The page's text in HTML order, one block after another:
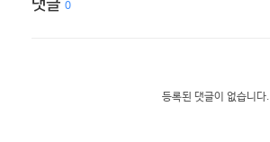
댓글 0
등록된 댓글이 없습니다.